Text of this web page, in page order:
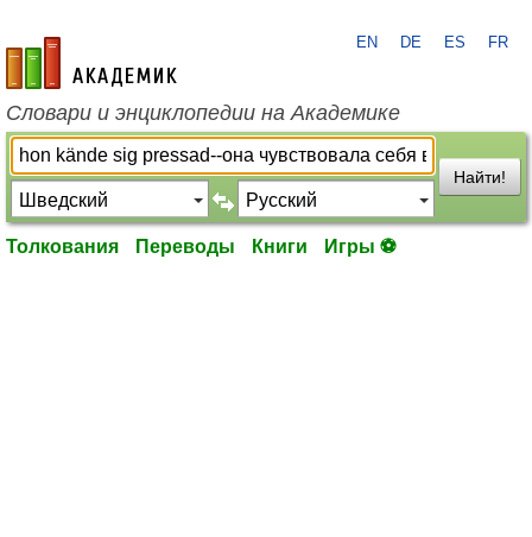
academic.ru
EN DE ES FR
Словари и энциклопедии на Академике
Найти!
Толкования Переводы Книги Игры ⚽